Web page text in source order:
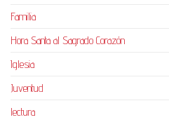
Familia
Hora Santa al Sagrado Corazón
Iglesia
Juventud
lectura